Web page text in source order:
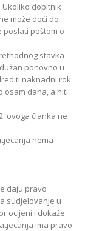
dobitnik
može doći do
poslati poštom o
stavka
ponovno u
naknadni rok
osam dana, a niti
ovoga članka ne
nema
daju pravo
sudjelovanje u
ocijeni i dokaže
ima pravo